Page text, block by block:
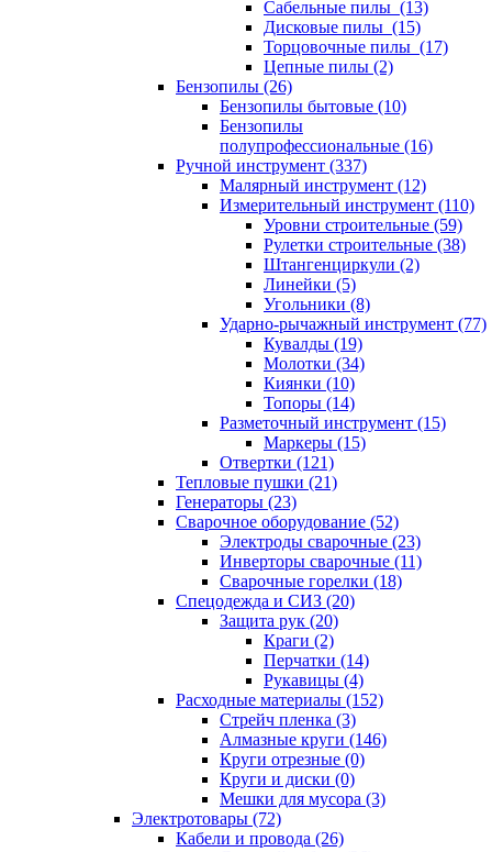
Сабельные пилы (13)
Дисковые пилы (15)
Торцовочные пилы (17)
Цепные пилы (2)
Бензопилы (26)
Бензопилы бытовые (10)
Бензопилы
полупрофессиональные (16)
Ручной инструмент (337)
Малярный инструмент (12)
Измерительный инструмент (110)
Уровни строительные (59)
Рулетки строительные (38)
Штангенциркули (2)
Линейки (5)
Угольники (8)
Ударно-рычажный инструмент (77)
Кувалды (19)
Молотки (34)
Киянки (10)
Топоры (14)
Разметочный инструмент (15)
Маркеры (15)
Отвертки (121)
Тепловые пушки (21)
Генераторы (23)
Сварочное оборудование (52)
Электроды сварочные (23)
Инверторы сварочные (11)
Сварочные горелки (18)
Спецодежда и СИЗ (20)
Защита рук (20)
Краги (2)
Перчатки (14)
Рукавицы (4)
Расходные материалы (152)
Стрейч пленка (3)
Алмазные круги (146)
Круги отрезные (0)
Круги и диски (0)
Мешки для мусора (3)
Электротовары (72)
Кабели и провода (26)